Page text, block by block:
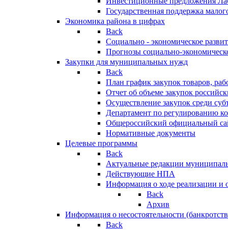
Государственная поддержка
Экономика района в цифрах
Back
Социально - экономическое
Прогнозы социально-
Закупки для муниципальных нужд
Back
План график закупок товаров,
Отчет об объеме закупок
Осуществление закупок среди
Департамент по регулированию
Общероссийский официальный
Нормативные документы
Целевые программы
Back
Актуальные редакции
Действующие НПА
Информация о ходе реализации
Back
Архив
Информация о несостоятельности
Back